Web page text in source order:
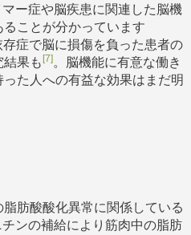
ー症や脳疾患に関連した脳機
ことが分かっています
症で脳に損傷を負った患者の
結果も [7]。脳機能に有意な働き
た人への有益な効果はまだ明
肪酸酸化異常に関係している
ンの補給により筋肉中の脂肪